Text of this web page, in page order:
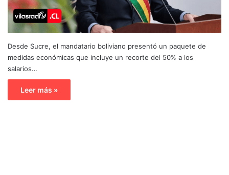
Desde Sucre, el mandatario boliviano presentó un paquete de
medidas económicas que incluye un recorte del 50% a los
salarios…
Leer más »